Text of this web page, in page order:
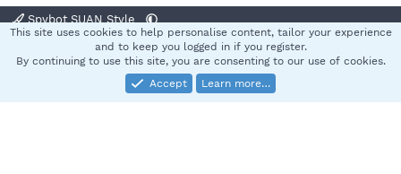
Spybot SUAN Style
Terms and rules Privacy policy Help
S
Community platform by XenForo® © 2010-2025 XenForo Ltd.
This site uses cookies to help personalise content, tailor your experience
and to keep you logged in if you register.
By continuing to use this site, you are consenting to our use of cookies.
Accept
Learn more…